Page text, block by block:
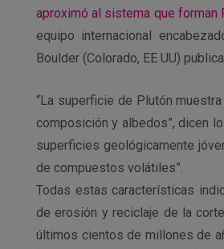
aproximó al sistema que forman
equipo internacional
Boulder (Colorado, EE UU)
“La superficie de Plutón
composición y albedos”, dicen
superficies geológicamente
de compuestos volátiles”.
Todas estas características
de erosión y reciclaje de la
últimos cientos de millones de